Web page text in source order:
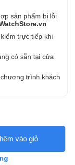
sản phẩm bị lỗi
trực tiếp khi
có sẵn tại cửa
, chương trình khách
vào giỏ